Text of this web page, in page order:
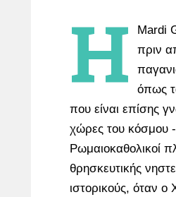
Η
Mardi
πριν
όπως
που είναι επίσης
χώρες του κόσμου
Ρωμαιοκαθολικοί
θρησκευτικής
ιστορικούς, όταν ο